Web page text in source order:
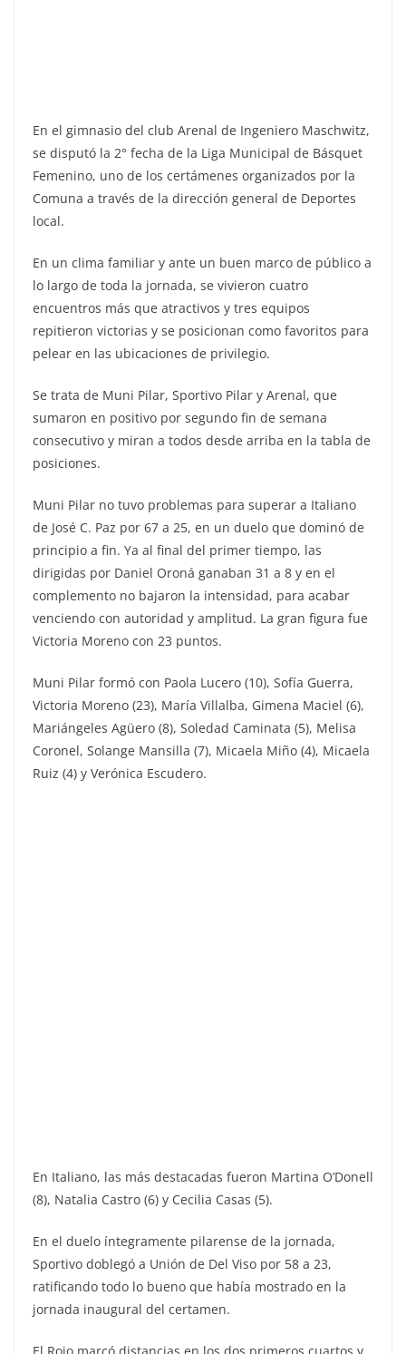
En el gimnasio del club Arenal de Ingeniero Maschwitz,
se disputó la 2° fecha de la Liga Municipal de Básquet
Femenino, uno de los certámenes organizados por la
Comuna a través de la dirección general de Deportes
local.
En un clima familiar y ante un buen marco de público a
lo largo de toda la jornada, se vivieron cuatro
encuentros más que atractivos y tres equipos
repitieron victorias y se posicionan como favoritos para
pelear en las ubicaciones de privilegio.
Se trata de Muni Pilar, Sportivo Pilar y Arenal, que
sumaron en positivo por segundo fin de semana
consecutivo y miran a todos desde arriba en la tabla de
posiciones.
Muni Pilar no tuvo problemas para superar a Italiano
de José C. Paz por 67 a 25, en un duelo que dominó de
principio a fin. Ya al final del primer tiempo, las
dirigidas por Daniel Oroná ganaban 31 a 8 y en el
complemento no bajaron la intensidad, para acabar
venciendo con autoridad y amplitud. La gran figura fue
Victoria Moreno con 23 puntos.
Muni Pilar formó con Paola Lucero (10), Sofía Guerra,
Victoria Moreno (23), María Villalba, Gimena Maciel (6),
Mariángeles Agüero (8), Soledad Caminata (5), Melisa
Coronel, Solange Mansilla (7), Micaela Miño (4), Micaela
Ruiz (4) y Verónica Escudero.
En Italiano, las más destacadas fueron Martina O’Donell
(8), Natalia Castro (6) y Cecilia Casas (5).
En el duelo íntegramente pilarense de la jornada,
Sportivo doblegó a Unión de Del Viso por 58 a 23,
ratificando todo lo bueno que había mostrado en la
jornada inaugural del certamen.
El Rojo marcó distancias en los dos primeros cuartos y